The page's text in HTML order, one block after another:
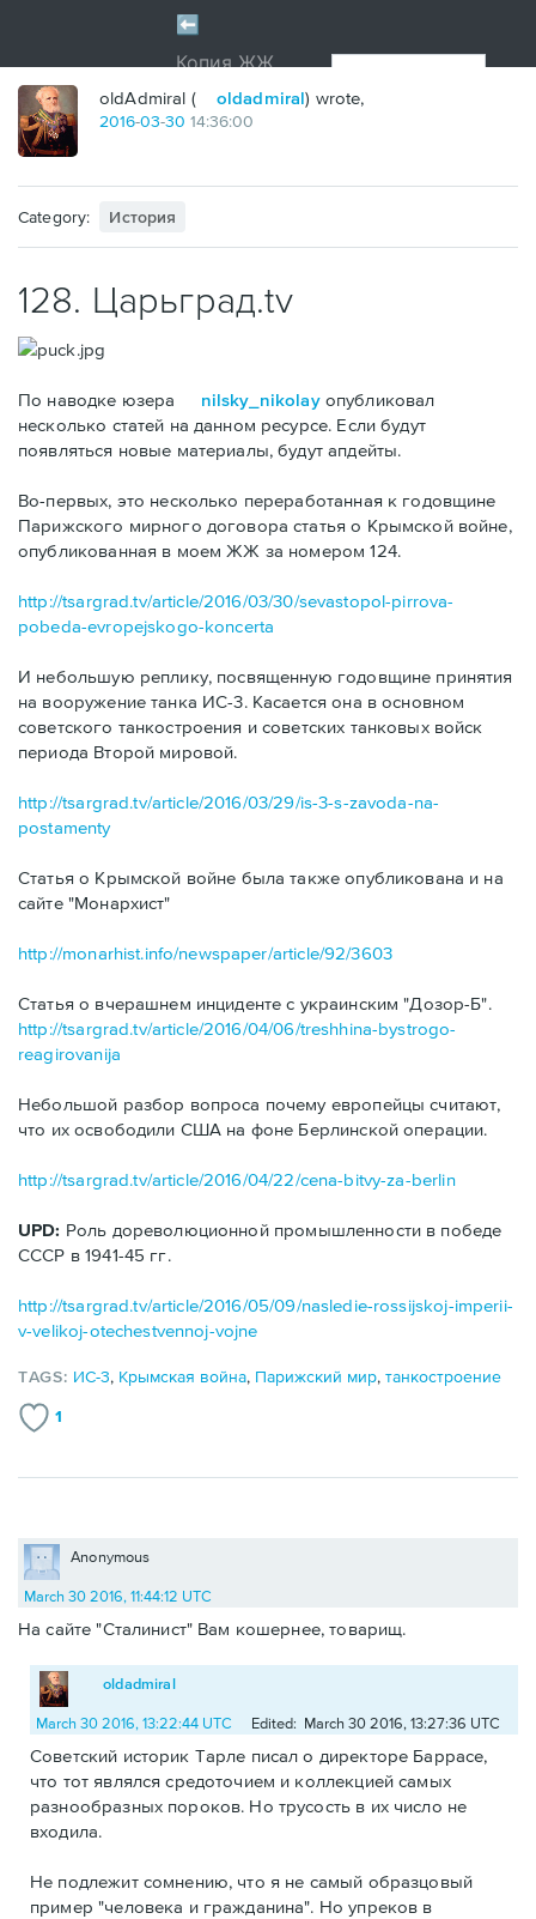
oldAdmiral ( oldadmiral) wrote,
2016-03-30 14:36:00
Category: История
128. Царьград.tv
По наводке юзера nilsky_nikolayопубликовал
несколько статей на данном ресурсе. Если будут
появляться новые материалы, будут апдейты.
Во-первых, это несколько переработанная к годовщине
Парижского мирного договора статья о Крымской войне,
опубликованная в моем ЖЖ за номером 124.
http://tsargrad.tv/article/2016/03/30/sevastopol-pirrova-
pobeda-evropejskogo-koncerta
И небольшую реплику, посвященную годовщине принятия
на вооружение танка ИС-3. Касается она в основном
советского танкостроения и советских танковых войск
периода Второй мировой.
http://tsargrad.tv/article/2016/03/29/is-3-s-zavoda-na-
postamenty
Статья о Крымской войне была также опубликована и на
сайте "Монархист"
http://monarhist.info/newspaper/article/92/3603
Статья о вчерашнем инциденте с украинским "Дозор-Б".
http://tsargrad.tv/article/2016/04/06/treshhina-bystrogo-
reagirovanija
Небольшой разбор вопроса почему европейцы считают,
что их освободили США на фоне Берлинской операции.
http://tsargrad.tv/article/2016/04/22/cena-bitvy-za-berlin
UPD: Роль дореволюционной промышленности в победе
СССР в 1941-45 гг.
http://tsargrad.tv/article/2016/05/09/nasledie-rossijskoj-imperii-
v-velikoj-otechestvennoj-vojne
TAGS: ИС-3, Крымская война, Парижский мир,танкостроение
1
Anonymous
March 30 2016, 11:44:12 UTC
На сайте "Сталинист" Вам кошернее, товарищ.
oldadmiral
March 30 2016, 13:22:44 UTC Edited: March 30 2016, 13:27:36 UTC
Советский историк Тарле писал о директоре Баррасе,
что тот являлся средоточием и коллекцией самых
разнообразных пороков. Но трусость в их число не
входила.
Не подлежит сомнению, что я не самый образцовый
пример "человека и гражданина". Но упреков в